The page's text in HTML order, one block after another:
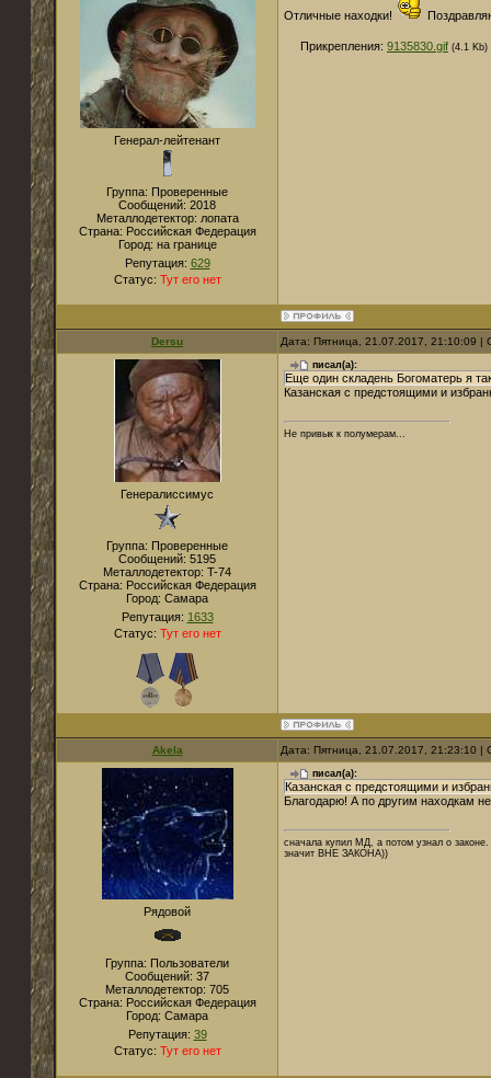
Генерал-лейтенант
Группа: Проверенные
Сообщений: 2018
Металлодетектор: лопата
Страна: Российская Федерация
Город: на границе
Репутация: 629
Статус: Тут его нет
Отличные находки!
Прикрепления: 9135830.gif (4.1 Kb)
Dersu Дата: Пятница, 21.07.2017, 21:10:09
Генералиссимус
Группа: Проверенные
Сообщений: 5195
Металлодетектор: T-74
Страна: Российская Федерация
Город: Самара
Репутация: 1633
Статус: Тут его нет
писал(а):
Еще один складень Богоматерь я
Казанская с предстоящими и
Не привык к полумерам...
Akela Дата: Пятница, 21.07.2017, 21:23:10
Рядовой
Группа: Пользователи
Сообщений: 37
Металлодетектор: 705
Страна: Российская Федерация
Город: Самара
Репутация: 39
Статус: Тут его нет
писал(а):
Казанская с предстоящими и
Благодарю! А по другим находкам
сначала купил МД, а потом узнал о законе.
значит ВНЕ ЗАКОНА))